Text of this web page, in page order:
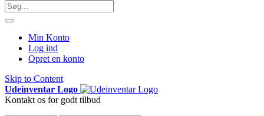
Min Konto
Log ind
Opret en konto
Skip to Content
Udeinventar Logo
Kontakt os for godt tilbud